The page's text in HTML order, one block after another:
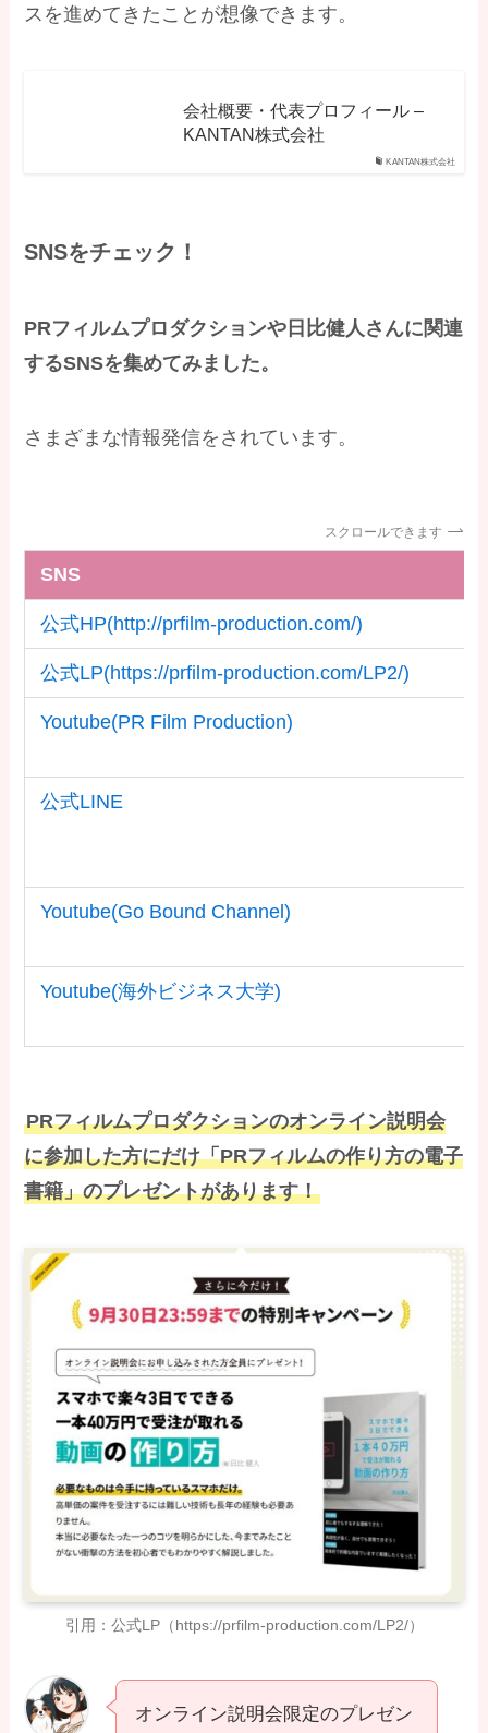
スを進めてきたことが想像できます。
KANTAN株式会社
会社概要・代表プロフィール –
KANTAN株式会社
SNSをチェック！
PRフィルムプロダクションや日比健人さんに関連
するSNSを集めてみました。
さまざまな情報発信をされています。
スクロールできます
SNS
公式HP(http://prfilm-production.com/)
公式LP(https://prfilm-production.com/LP2/)
Youtube(PR Film Production)
公式LINE
Youtube(Go Bound Channel)
Youtube(海外ビジネス大学)
PRフィルムプロダクションのオンライン説明会
に参加した方にだけ「PRフィルムの作り方の電子
書籍」のプレゼントがあります！
引用：公式LP（https://prfilm-production.com/LP2/）
オンライン説明会限定のプレゼン